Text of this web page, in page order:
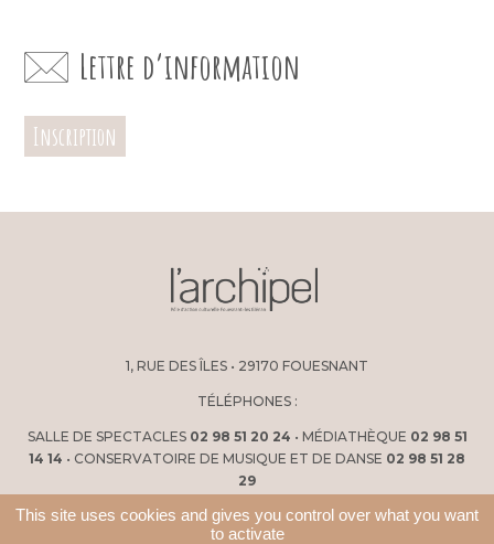
Lettre d’information
Inscription
1, RUE DES ÎLES • 29170 FOUESNANT
TÉLÉPHONES :
SALLE DE SPECTACLES 02 98 51 20 24 • MÉDIATHÈQUE 02 98 51
14 14 • CONSERVATOIRE DE MUSIQUE ET DE DANSE 02 98 51 28
29
This site uses cookies and gives you control over what you want
to activate